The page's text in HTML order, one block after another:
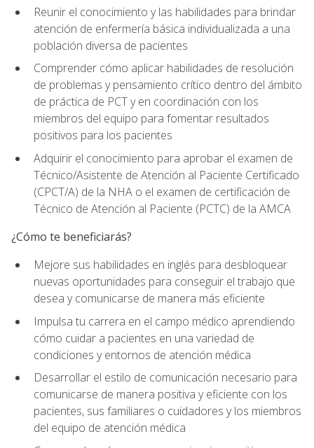
Reunir el conocimiento y las habilidades para brindar
atención de enfermería básica individualizada a una
población diversa de pacientes
Comprender cómo aplicar habilidades de resolución
de problemas y pensamiento crítico dentro del ámbito
de práctica de PCT y en coordinación con los
miembros del equipo para fomentar resultados
positivos para los pacientes
Adquirir el conocimiento para aprobar el examen de
Técnico/Asistente de Atención al Paciente Certificado
(CPCT/A) de la NHA o el examen de certificación de
Técnico de Atención al Paciente (PCTC) de la AMCA
¿Cómo te beneficiarás?
Mejore sus habilidades en inglés para desbloquear
nuevas oportunidades para conseguir el trabajo que
desea y comunicarse de manera más eficiente
Impulsa tu carrera en el campo médico aprendiendo
cómo cuidar a pacientes en una variedad de
condiciones y entornos de atención médica
Desarrollar el estilo de comunicación necesario para
comunicarse de manera positiva y eficiente con los
pacientes, sus familiares o cuidadores y los miembros
del equipo de atención médica